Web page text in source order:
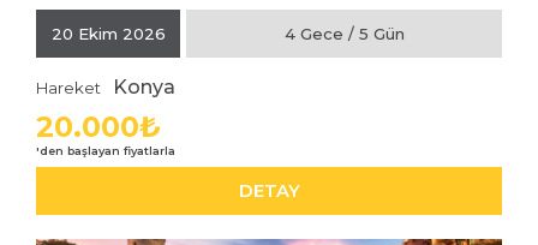
İNCELE
20 Ekim 2026 4 Gece / 5 Gün
Hareket Konya
20.000₺
DETAY